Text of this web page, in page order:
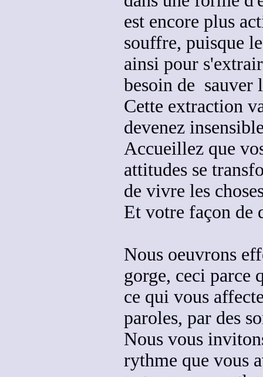
est encore plus
souffre, puisque
ainsi pour
besoin de sauver
Cette extraction
devenez
Accueillez que
attitudes se
de vivre les
Et votre façon de
Nous oeuvrons
gorge, ceci parce
ce qui vous
paroles, par des
Nous vous
rythme que vous